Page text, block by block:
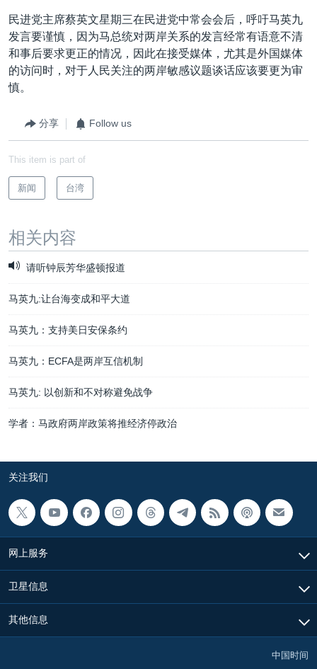
民进党主席蔡英文星期三在民进党中常会会后，呼吁马英九
发言要谨慎，因为马总统对两岸关系的发言经常有语意不清
和事后要求更正的情况，因此在接受媒体，尤其是外国媒体
的访问时，对于人民关注的两岸敏感议题谈话应该要更为审
慎。
分享 Follow us
This item is part of
新闻 台湾
相关内容
请听钟辰芳华盛顿报道
马英九:让台海变成和平大道
马英九：支持美日安保条约
马英九：ECFA是两岸互信机制
马英九: 以创新和不对称避免战争
学者：马政府两岸政策将推经济停政治
关注我们
网上服务
卫星信息
其他信息
中国时间